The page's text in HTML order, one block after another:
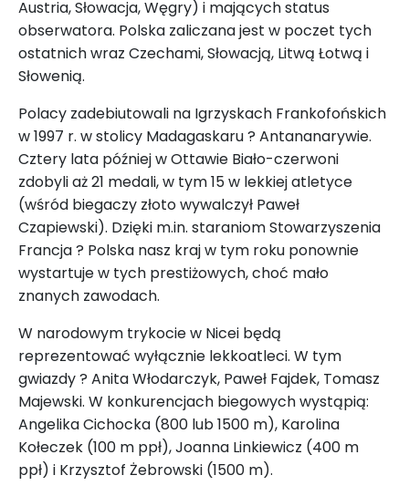
Austria, Słowacja, Węgry) i mających status
obserwatora. Polska zaliczana jest w poczet tych
ostatnich wraz Czechami, Słowacją, Litwą Łotwą i
Słowenią.
Polacy zadebiutowali na Igrzyskach Frankofońskich
w 1997 r. w stolicy Madagaskaru ? Antananarywie.
Cztery lata później w Ottawie Biało-czerwoni
zdobyli aż 21 medali, w tym 15 w lekkiej atletyce
(wśród biegaczy złoto wywalczył Paweł
Czapiewski). Dzięki m.in. staraniom Stowarzyszenia
Francja ? Polska nasz kraj w tym roku ponownie
wystartuje w tych prestiżowych, choć mało
znanych zawodach.
W narodowym trykocie w Nicei będą
reprezentować wyłącznie lekkoatleci. W tym
gwiazdy ? Anita Włodarczyk, Paweł Fajdek, Tomasz
Majewski. W konkurencjach biegowych wystąpią:
Angelika Cichocka (800 lub 1500 m), Karolina
Kołeczek (100 m ppł), Joanna Linkiewicz (400 m
ppł) i Krzysztof Żebrowski (1500 m).